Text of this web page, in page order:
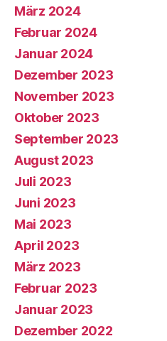
März 2024
Februar 2024
Januar 2024
Dezember 2023
November 2023
Oktober 2023
September 2023
August 2023
Juli 2023
Juni 2023
Mai 2023
April 2023
März 2023
Februar 2023
Januar 2023
Dezember 2022